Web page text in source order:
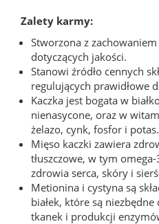
Zalety karmy:
Stworzona z
dotyczących jakości.
Stanowi źródło cennych
regulujących prawidłowe
Kaczka jest bogata w
nienasycone, oraz w
żelazo, cynk, fosfor i potas.
Mięso kaczki zawiera
tłuszczowe, w tym
zdrowia serca, skóry i
Metionina i cystyna są
białek, które są
tkanek i produkcji